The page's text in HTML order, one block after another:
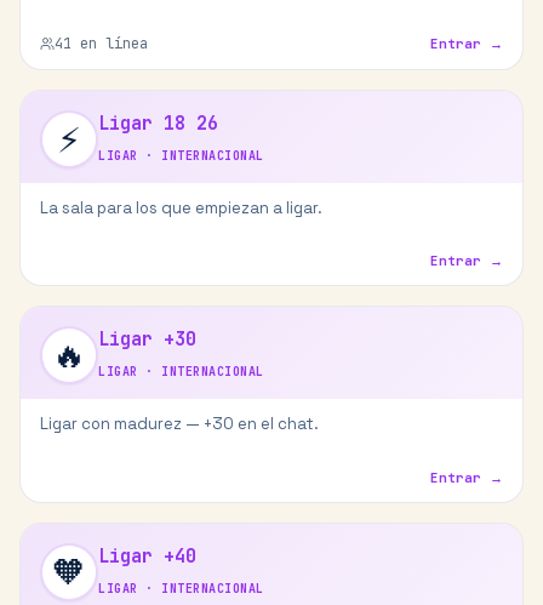
41 en línea Entrar →
⚡ Ligar 18 26
LIGAR · INTERNACIONAL
La sala para los que empiezan a ligar.
Entrar →
🔥 Ligar +30
LIGAR · INTERNACIONAL
Ligar con madurez — +30 en el chat.
Entrar →
🧡 Ligar +40
LIGAR · INTERNACIONAL